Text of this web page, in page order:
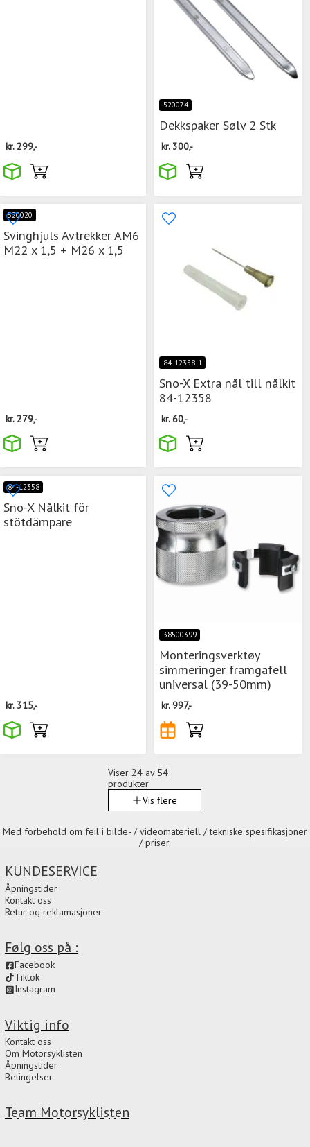
kr.299,-
520074
Dekkspaker Sølv 2 Stk
kr. 300,-
520020
Svinghjuls Avtrekker AM6
M22 x 1,5 + M26 x 1,5
kr.279,-
84-12358-1
Sno-X Extra nål till nålkit
84-12358
kr.60,-
84-12358
Sno-X Nålkit för
stötdämpare
kr. 315,-
38500399
Monteringsverktøy
simmeringer framgafell
universal (39-50mm)
kr.997,-
Viser24 av 54
produkter
Vis flere
Med forbehold om feil i bilde- / videomateriell / tekniske spesifikasjoner
/ priser.
Team Motorsyklisten
Viktig info
Kontakt oss
Om Motorsyklisten
Åpningstider
Betingelser
Følg oss på :
Facebook
Tiktok
Instagram
KUNDESERVICE
Åpningstider
Kontakt oss
Retur og reklamasjoner